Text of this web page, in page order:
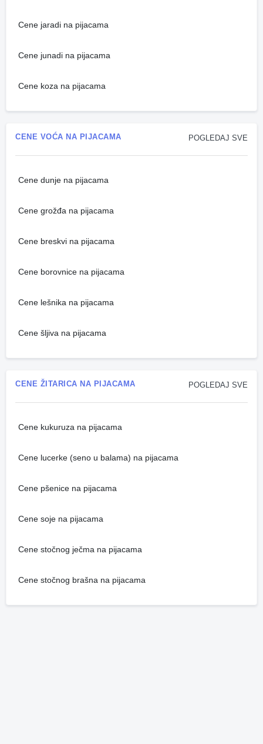
Cene jaradi na pijacama
Cene junadi na pijacama
Cene koza na pijacama
POGLEDAJ SVE
CENE VOĆA NA PIJACAMA
Cene dunje na pijacama
Cene grožđa na pijacama
Cene breskvi na pijacama
Cene borovnice na pijacama
Cene lešnika na pijacama
Cene šljiva na pijacama
POGLEDAJ SVE
CENE ŽITARICA NA PIJACAMA
Cene kukuruza na pijacama
Cene lucerke (seno u balama) na pijacama
Cene pšenice na pijacama
Cene soje na pijacama
Cene stočnog ječma na pijacama
Cene stočnog brašna na pijacama